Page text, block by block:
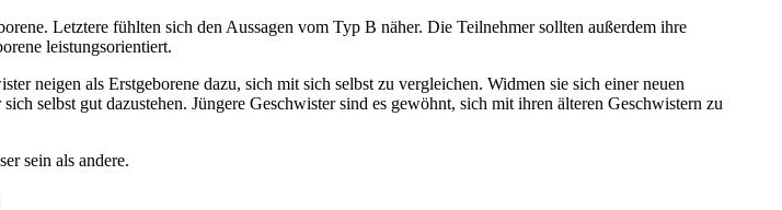
Letztere fühlten sich den Aussagen vom Typ B näher. Die Teilnehmer sollten außerdem ihre
leistungsorientiert.
neigen als Erstgeborene dazu, sich mit sich selbst zu vergleichen. Widmen sie sich einer neuen
selbst gut dazustehen. Jüngere Geschwister sind es gewöhnt, sich mit ihren älteren Geschwistern zu
sein als andere.